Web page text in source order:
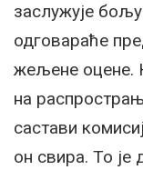
заслужује
одговараће
жељене оцене.
на
састави
он свира. То је